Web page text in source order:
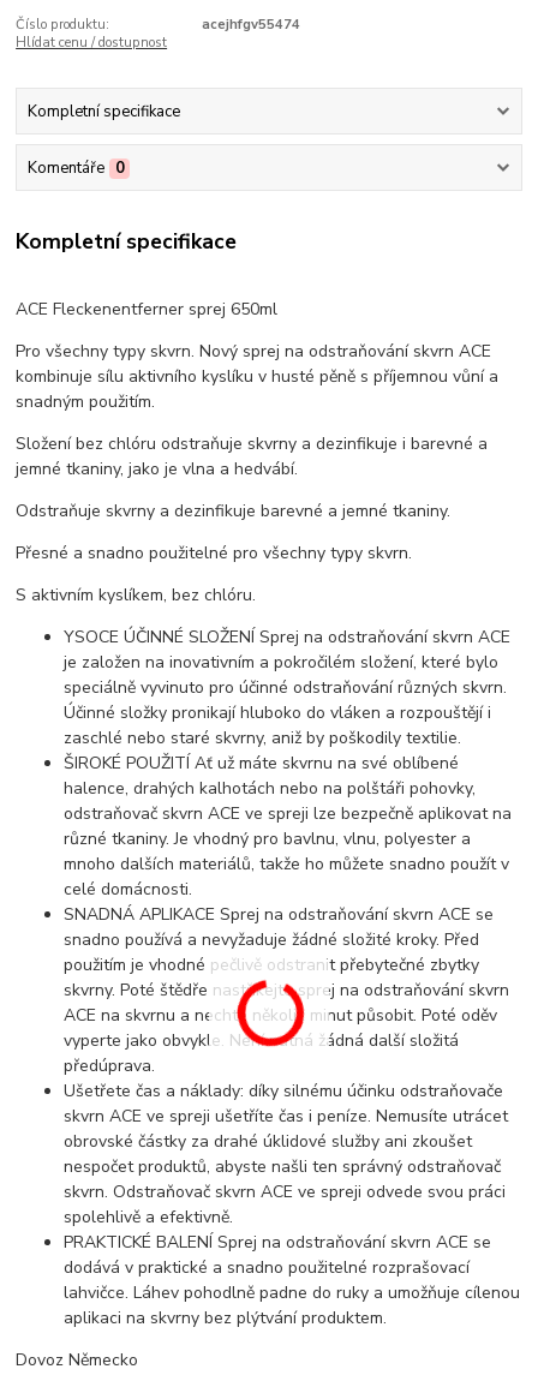
Číslo produktu:
acejhfgv55474
Hlídat cenu / dostupnost
Kompletní specifikace
Komentáře 0
Kompletní specifikace
ACE Fleckenentferner sprej 650ml
Pro všechny typy skvrn. Nový sprej na odstraňování skvrn ACE
kombinuje sílu aktivního kyslíku v husté pěně s příjemnou vůní a
snadným použitím.
Složení bez chlóru odstraňuje skvrny a dezinfikuje i barevné a
jemné tkaniny, jako je vlna a hedvábí.
Odstraňuje skvrny a dezinfikuje barevné a jemné tkaniny.
Přesné a snadno použitelné pro všechny typy skvrn.
S aktivním kyslíkem, bez chlóru.
YSOCE ÚČINNÉ SLOŽENÍ Sprej na odstraňování skvrn ACE
je založen na inovativním a pokročilém složení, které bylo
speciálně vyvinuto pro účinné odstraňování různých skvrn.
Účinné složky pronikají hluboko do vláken a rozpouštějí i
zaschlé nebo staré skvrny, aniž by poškodily textilie.
ŠIROKÉ POUŽITÍ Ať už máte skvrnu na své oblíbené
halence, drahých kalhotách nebo na polštáři pohovky,
odstraňovač skvrn ACE ve spreji lze bezpečně aplikovat na
různé tkaniny. Je vhodný pro bavlnu, vlnu, polyester a
mnoho dalších materiálů, takže ho můžete snadno použít v
celé domácnosti.
SNADNÁ APLIKACE Sprej na odstraňování skvrn ACE se
snadno používá a nevyžaduje žádné složité kroky. Před
použitím je vhodné pečlivě odstranit přebytečné zbytky
skvrny. Poté štědře nastříkejte sprej na odstraňování skvrn
ACE na skvrnu a nechte několik minut působit. Poté oděv
vyperte jako obvykle. Není nutná žádná další složitá
předúprava.
Ušetřete čas a náklady: díky silnému účinku odstraňovače
skvrn ACE ve spreji ušetříte čas i peníze. Nemusíte utrácet
obrovské částky za drahé úklidové služby ani zkoušet
nespočet produktů, abyste našli ten správný odstraňovač
skvrn. Odstraňovač skvrn ACE ve spreji odvede svou práci
spolehlivě a efektivně.
PRAKTICKÉ BALENÍ Sprej na odstraňování skvrn ACE se
dodává v praktické a snadno použitelné rozprašovací
lahvičce. Láhev pohodlně padne do ruky a umožňuje cílenou
aplikaci na skvrny bez plýtvání produktem.
Dovoz Německo